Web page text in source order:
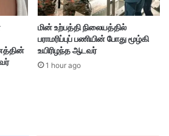
மின் உற்பத்தி நிலையத்தில்
பராமரிப்புப் பணியின் போது மூழ்கி
உயிரிழந்த ஆடவர்
1 hour ago